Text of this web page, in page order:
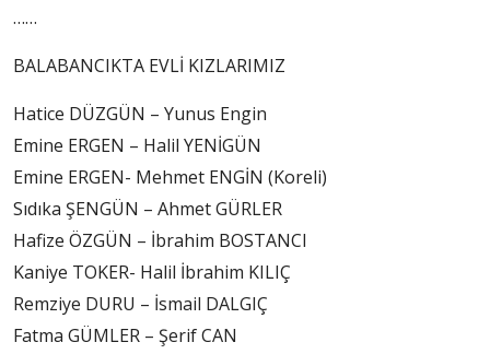
……
BALABANCIKTA EVLİ KIZLARIMIZ
Hatice DÜZGÜN – Yunus Engin
Emine ERGEN – Halil YENİGÜN
Emine ERGEN- Mehmet ENGİN (Koreli)
Sıdıka ŞENGÜN – Ahmet GÜRLER
Hafize ÖZGÜN – İbrahim BOSTANCI
Kaniye TOKER- Halil İbrahim KILIÇ
Remziye DURU – İsmail DALGIÇ
Fatma GÜMLER – Şerif CAN